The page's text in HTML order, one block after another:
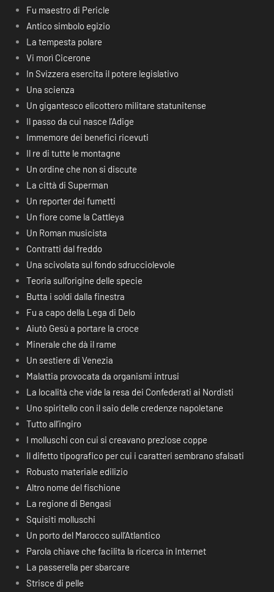
Fu maestro di Pericle
Antico simbolo egizio
La tempesta polare
Vi morì Cicerone
In Svizzera esercita il potere legislativo
Una scienza
Un gigantesco elicottero militare statunitense
Il passo da cui nasce l’Adige
Immemore dei benefici ricevuti
Il re di tutte le montagne
Un ordine che non si discute
La città di Superman
Un reporter dei fumetti
Un fiore come la Cattleya
Un Roman musicista
Contratti dal freddo
Una scivolata sul fondo sdrucciolevole
Teoria sull’origine delle specie
Butta i soldi dalla finestra
Fu a capo della Lega di Delo
Aiutò Gesù a portare la croce
Minerale che dà il rame
Un sestiere di Venezia
Malattia provocata da organismi intrusi
La località che vide la resa dei Confederati ai Nordisti
Uno spiritello con il saio delle credenze napoletane
Tutto all’ingiro
I molluschi con cui si creavano preziose coppe
Il difetto tipografico per cui i caratteri sembrano sfalsati
Robusto materiale edilizio
Altro nome del fischione
La regione di Bengasi
Squisiti molluschi
Un porto del Marocco sull’Atlantico
Parola chiave che facilita la ricerca in Internet
La passerella per sbarcare
Strisce di pelle